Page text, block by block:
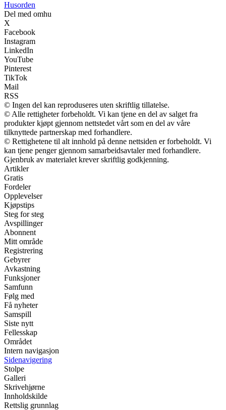
Husorden
Del med omhu
X
Facebook
Instagram
LinkedIn
YouTube
Pinterest
TikTok
Mail
RSS
© Ingen del kan reproduseres uten skriftlig tillatelse.
© Alle rettigheter forbeholdt. Vi kan tjene en del av salget fra
produkter kjøpt gjennom nettstedet vårt som en del av våre
tilknyttede partnerskap med forhandlere.
© Rettighetene til alt innhold på denne nettsiden er forbeholdt. Vi
kan tjene penger gjennom samarbeidsavtaler med forhandlere.
Gjenbruk av materialet krever skriftlig godkjenning.
Artikler
Gratis
Fordeler
Opplevelser
Kjøpstips
Steg for steg
Avspillinger
Abonnent
Mitt område
Registrering
Gebyrer
Avkastning
Funksjoner
Samfunn
Følg med
Få nyheter
Samspill
Siste nytt
Fellesskap
Området
Intern navigasjon
Sidenavigering
Stolpe
Galleri
Skrivehjørne
Innholdskilde
Rettslig grunnlag